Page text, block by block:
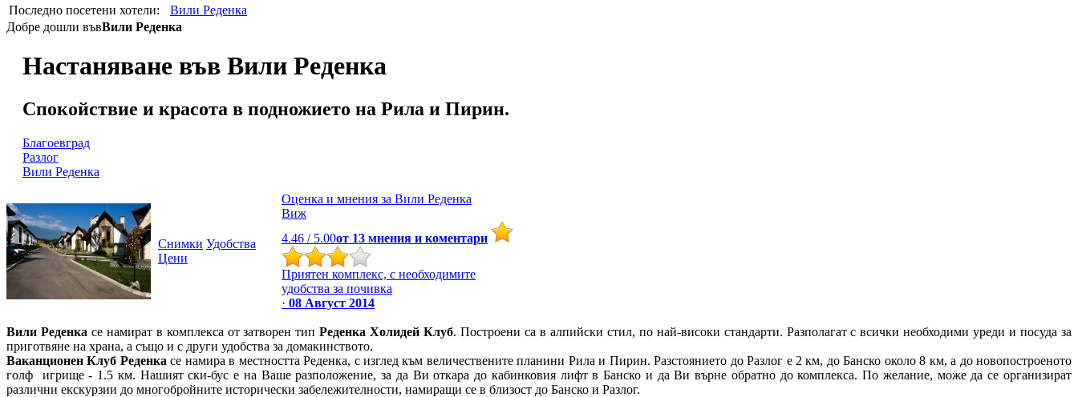
Последно посетени хотели:
Вили Реденка
Добре дошли въвВили Реденка
Настаняване във Вили Реденка
Спокойствие и красота в подножието на Рила и Пирин.
Благоевград
Разлог
Вили Реденка
Снимки Удобства
Цени
Оценка и мнения за Вили Реденка
Виж
4.46 / 5.00от 13 мнения и коментари
Приятен комплекс, с необходимите
удобства за почивка
· 08 Август 2014
Вили Реденка се намират в комплекса от затворен типРеденка Холидей Клуб. Построени са в алпийски стил, по най-високи стандарти. Разполагат с всички необходими уреди и посуда за
приготвяне на храна, а също и с други удобства за домакинството.
Ваканционен Клуб Реденка се намира в местността Реденка, с изглед към величествените планини Рила и Пирин. Разстоянието до Разлог е 2 км, до Банско около 8 км, а до новопостроеното
голф игрище - 1.5 км. Нашият ски-бус е на Ваше разположение, за да Ви откара до кабинковия лифт в Банско и да Ви върне обратно до комплекса. По желание, може да се организират
различни екскурзии до многобройните исторически забележителности, намиращи се в близост до Банско и Разлог.